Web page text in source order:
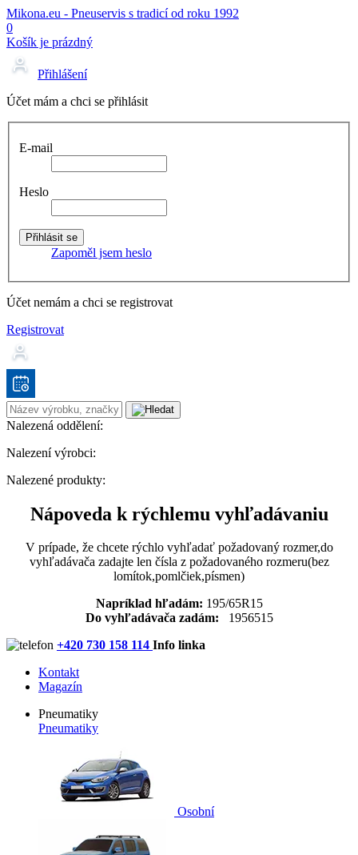
Mikona.eu - Pneuservis s tradicí od roku 1992
0
Košík je prázdný
Přihlášení
Účet mám a chci se přihlásit
E-mail
Heslo
Zapoměl jsem heslo
Účet nemám a chci se registrovat
Registrovat
Nalezená oddělení:
Nalezení výrobci:
Nalezené produkty:
Nápoveda k rýchlemu vyhľadávaniu
V prípade, že chcete rýchlo vyhľadať požadovaný rozmer,do
vyhľadávača zadajte len čísla z požadovaného rozmeru(bez
lomítok,pomlčiek,písmen)
Napríklad hľadám: 195/65R15
Do vyhľadávača zadám: 1956515
+420 730 158 114 Info linka
Kontakt
Magazín
Pneumatiky
Pneumatiky
Osobní